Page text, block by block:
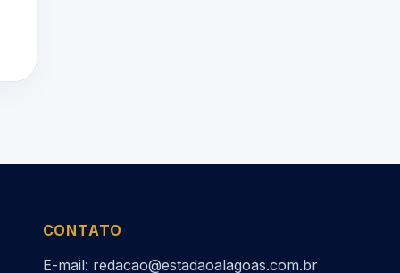
CONTATO
E-mail: redacao@estadaoalagoas.com.br